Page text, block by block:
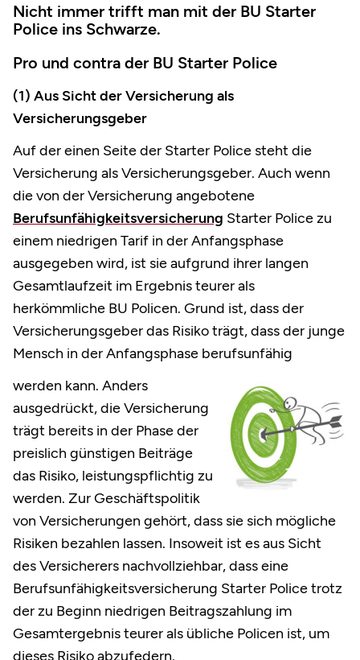
Nicht immer trifft man mit der BU Starter
Police ins Schwarze.
Pro und contra der BU Starter Police
(1) Aus Sicht der Versicherung als
Versicherungsgeber
Auf der einen Seite der Starter Police steht die
Versicherung als Versicherungsgeber. Auch wenn
die von der Versicherung angebotene
Berufsunfähigkeitsversicherung Starter Police zu
einem niedrigen Tarif in der Anfangsphase
ausgegeben wird, ist sie aufgrund ihrer langen
Gesamtlaufzeit im Ergebnis teurer als
herkömmliche BU Policen. Grund ist, dass der
Versicherungsgeber das Risiko trägt, dass der junge
Mensch in der Anfangsphase berufsunfähig
werden kann. Anders
ausgedrückt, die Versicherung
trägt bereits in der Phase der
preislich günstigen Beiträge
das Risiko, leistungspflichtig zu
werden. Zur Geschäftspolitik
von Versicherungen gehört, dass sie sich mögliche
Risiken bezahlen lassen. Insoweit ist es aus Sicht
des Versicherers nachvollziehbar, dass eine
Berufsunfähigkeitsversicherung Starter Police trotz
der zu Beginn niedrigen Beitragszahlung im
Gesamtergebnis teurer als übliche Policen ist, um
dieses Risiko abzufedern.